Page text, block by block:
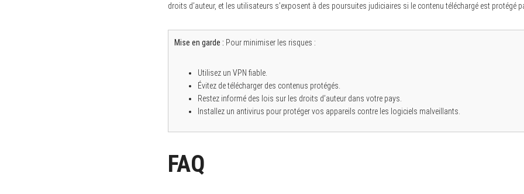
droits d’auteur, et les utilisateurs s’exposent à des poursuites judiciaires si le contenu téléchargé est protégé
Mise en garde : Pour minimiser les risques :
Utilisez un VPN fiable.
Évitez de télécharger des contenus protégés.
Restez informé des lois sur les droits d’auteur dans votre pays.
Installez un antivirus pour protéger vos appareils contre les logiciels malveillants.
FAQ